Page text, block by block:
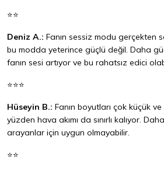
⭐⭐
Deniz A.: Fanın sessiz modu gerçekten
bu modda yeterince güçlü değil. Daha
fanın sesi artıyor ve bu rahatsız edici
⭐⭐⭐
Hüseyin B.: Fanın boyutları çok küçük
yüzden hava akımı da sınırlı kalıyor.
arayanlar için uygun olmayabilir.
⭐⭐